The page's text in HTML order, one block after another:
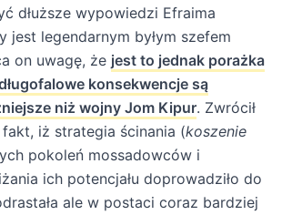
dłuższe wypowiedzi Efraima
jest legendarnym byłym szefem
on uwagę, że jest to jednak porażka
konsekwencje są
niż wojny Jom Kipur. Zwrócił
iż strategia ścinania (koszenie
pokoleń mossadowców i
ich potencjału doprowadziło do
ale w postaci coraz bardziej